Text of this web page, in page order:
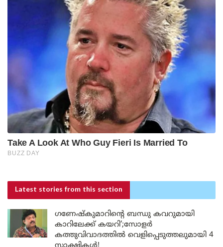
Latest stories from this section
ഗണേഷ്കുമാറിന്റെ ബന്ധു കവറുമായി
കാറിലേക്ക് കയറി’;സോളർ
കത്തുവിവാദത്തിൽ വെളിപ്പെടുത്തലുമായി 4